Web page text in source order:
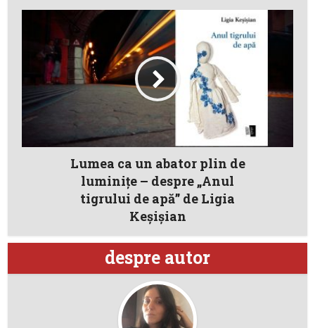
Lumea ca un abator plin de
luminițe – despre „Anul
tigrului de apă” de Ligia
Keșișian
despre autor